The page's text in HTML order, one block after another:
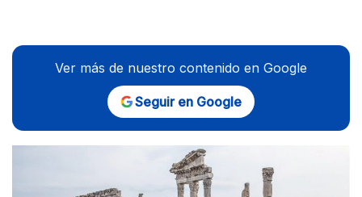
Ver más de nuestro contenido en Google
Seguir en Google